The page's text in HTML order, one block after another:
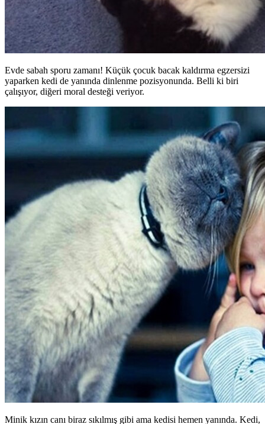
Evde sabah sporu zamanı! Küçük çocuk bacak kaldırma egzersizi
yaparken kedi de yanında dinlenme pozisyonunda. Belli ki biri
çalışıyor, diğeri moral desteği veriyor.
Minik kızın canı biraz sıkılmış gibi ama kedisi hemen yanında. Kedi,